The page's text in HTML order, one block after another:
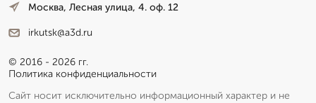
Москва, Лесная улица, 4. оф. 12
irkutsk@a3d.ru
© 2016 - 2026 гг.
Политика конфиденциальности
Сайт носит исключительно информационный характер и не